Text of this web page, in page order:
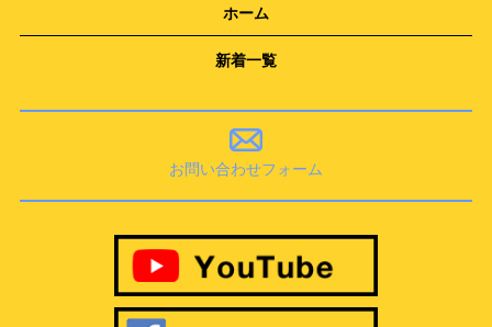
ホーム
新着一覧
お問い合わせフォーム